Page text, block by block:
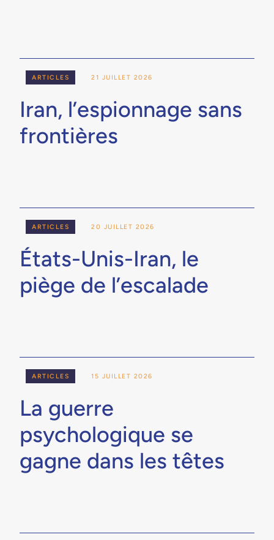
Iran, l’espionnage sans
frontières
21 JUILLET 2026
ARTICLES
États-Unis-Iran, le
piège de l’escalade
20 JUILLET 2026
ARTICLES
La guerre
psychologique se
gagne dans les têtes
15 JUILLET 2026
ARTICLES